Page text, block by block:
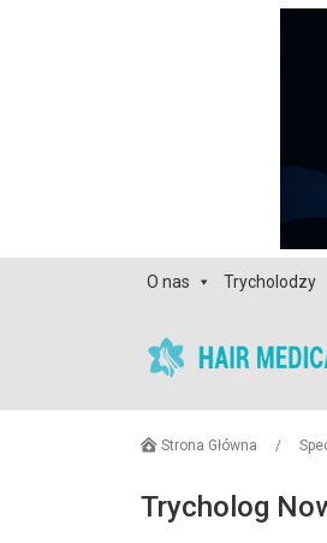
O nas Trycholodzy
Strona Główna /
Trycholog